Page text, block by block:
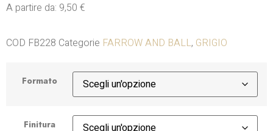
A partire da: 9,50 €
COD FB228 Categorie FARROW AND BALL, GRIGIO
Formato
Finitura